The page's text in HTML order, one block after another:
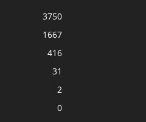
3750
1667
416
31
2
0